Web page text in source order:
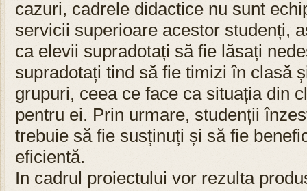
cazuri, cadrele didactice nu sunt
servicii superioare acestor studenți,
ca elevii supradotați să fie lăsați
supradotați tind să fie timizi în clasă
grupuri, ceea ce face ca situația din
pentru ei. Prin urmare, studenții
trebuie să fie susținuți și să fie
eficientă.
In cadrul proiectului vor rezulta